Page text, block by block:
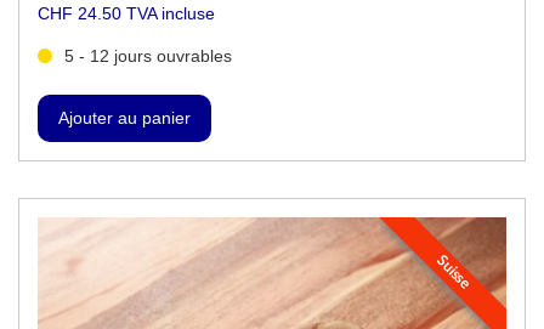
CHF 24.50 TVA incluse
5 - 12 jours ouvrables
Suisse